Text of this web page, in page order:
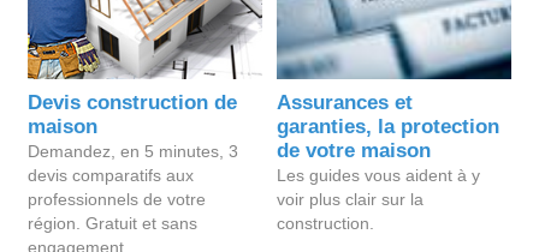
Devis construction de
maison
Demandez, en 5 minutes, 3
devis comparatifs aux
professionnels de votre
région. Gratuit et sans
engagement.
Assurances et
garanties, la protection
de votre maison
Les guides vous aident à y
voir plus clair sur la
construction.